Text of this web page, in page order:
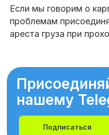
Если мы говорим о
проблемам
ареста груза при
нашему
Подписаться